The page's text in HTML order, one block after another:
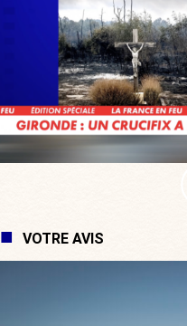
VOTRE AVIS